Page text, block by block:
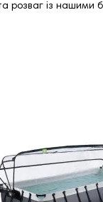
та розваг із нашими